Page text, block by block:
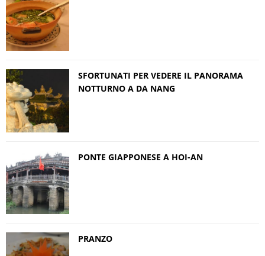
SFORTUNATI PER VEDERE IL PANORAMA
NOTTURNO A DA NANG
PONTE GIAPPONESE A HOI-AN
PRANZO